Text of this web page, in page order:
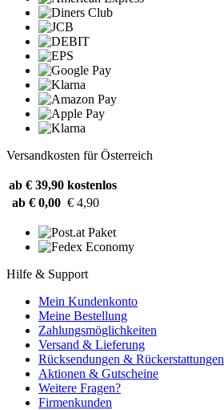
Versandkosten für Österreich
ab € 39,90 kostenlos
ab € 0,00 € 4,90
Hilfe & Support
Mein Kundenkonto
Meine Bestellung
Zahlungsmöglichkeiten
Versand & Lieferung
Rücksendungen & Rückerstattungen
Aktionen & Gutscheine
Weitere Fragen?
Firmenkunden